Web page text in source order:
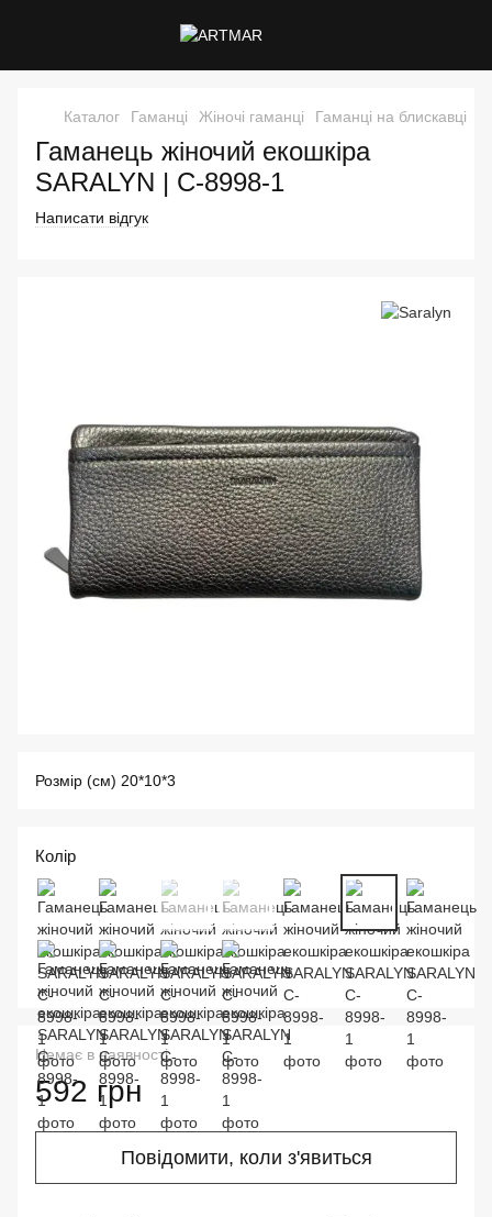
Каталог Гаманці Жіночі гаманці Гаманці на блискавці
Гаманець жіночий екошкіра
SARALYN | C-8998-1
Написати відгук
Розмір (см) 20*10*3
Колір
Немає в наявності
592 грн
Повідомити, коли з'явиться